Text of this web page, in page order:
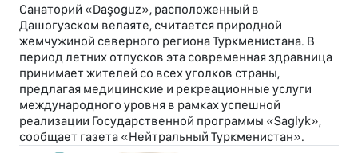
Санаторий «Daşoguz», расположенный в
Дашогузском велаяте, считается природной
жемчужиной северного региона Туркменистана. В
период летних отпусков эта современная здравница
принимает жителей со всех уголков страны,
предлагая медицинские и рекреационные услуги
международного уровня в рамках успешной
реализации Государственной программы «Saglyk»,
сообщает газета «Нейтральный Туркменистан».